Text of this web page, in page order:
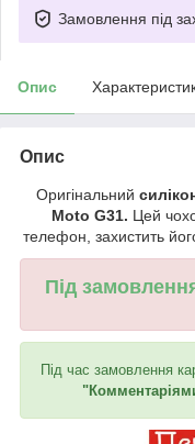
Замовлення під
Опис
Опис
Оригінальний
Moto G31. Цей
телефон, захистить
Під
Під час замовлення